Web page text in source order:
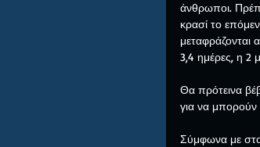
άνθρωποι.
κρασί το
μεταφράζονται
3,4 ημέρες, η 2
Θα πρότεινα
για να μπορούν
Σύμφωνα με